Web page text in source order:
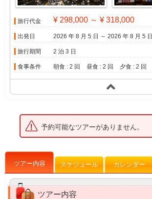
旅行代金 ¥ 298,000 ～ ¥ 318,000
出発日 2026 年 8 月 5 日 ～ 2026 年 8 月 5 日
旅行期間 2 泊 3 日
食事条件 朝食 : 2 回 昼食 : 2 回 夕食 : 2 回
予約可能なツアーがありません。
ツアー内容 スケジュール カレンダー
ツアー内容